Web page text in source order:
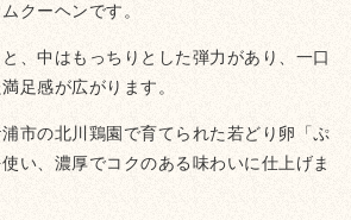
クーヘンです。
、中はもっちりとした弾力があり、一口
足感が広がります。
市の北川鶏園で育てられた若どり卵「ぷ
い、濃厚でコクのある味わいに仕上げま